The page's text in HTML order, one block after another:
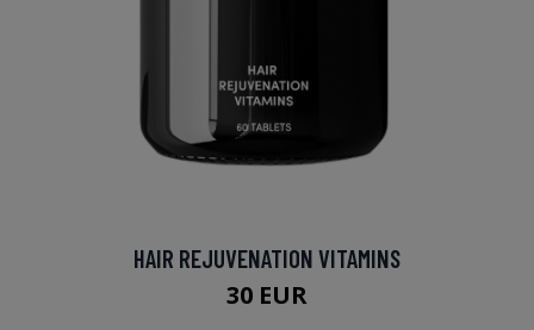
HAIR REJUVENATION VITAMINS
30 EUR